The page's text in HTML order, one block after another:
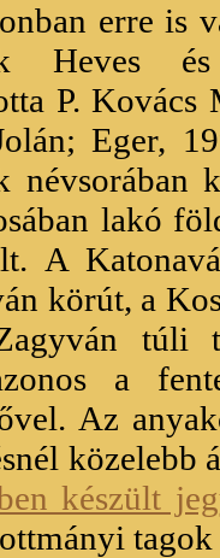
erre is
Heves
P.
Eger,
névsorában
lakó
A
körút, a
túli
a
Az
közelebb
készült